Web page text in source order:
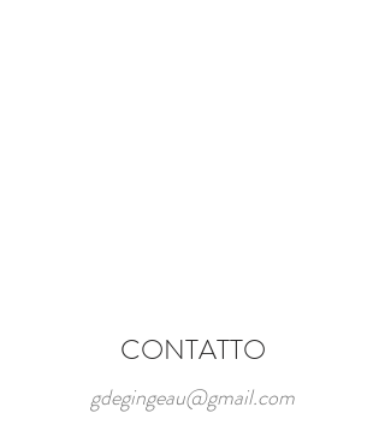
CONTATTO
gdegingeau@gmail.com